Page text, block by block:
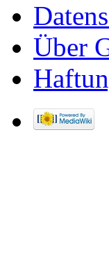
Über